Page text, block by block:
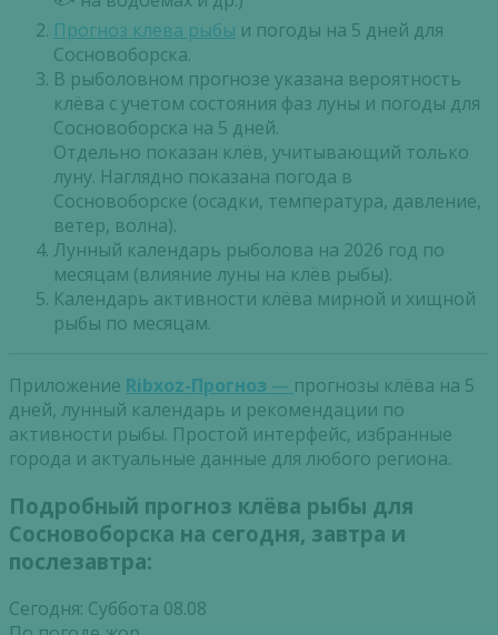
Прогноз клева рыбы и погоды на 5 дней для
Сосновоборска.
В рыболовном прогнозе указана вероятность
клёва с учетом состояния фаз луны и погоды для
Сосновоборска на 5 дней.
Отдельно показан клёв, учитывающий только
луну. Наглядно показана погода в
Сосновоборске (осадки, температура, давление,
ветер, волна).
Лунный календарь рыболова на 2026 год по
месяцам (влияние луны на клёв рыбы).
Календарь активности клёва мирной и хищной
рыбы по месяцам.
Приложение Ribxoz-Прогноз — прогнозы клёва на 5
дней, лунный календарь и рекомендации по
активности рыбы. Простой интерфейс, избранные
города и актуальные данные для любого региона.
Подробный прогноз клёва рыбы для
Сосновоборска на сегодня, завтра и
послезавтра:
Сегодня: Суббота 08.08